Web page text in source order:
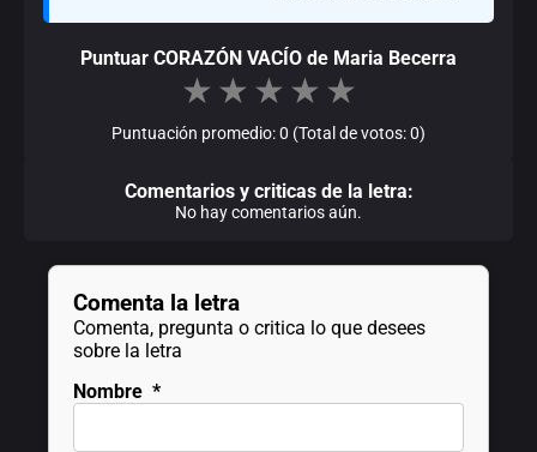
Puntuar CORAZÓN VACÍO de Maria Becerra
★ ★ ★ ★ ★
Puntuación promedio: 0 (Total de votos: 0)
Comentarios y criticas de la letra:
No hay comentarios aún.
Comenta la letra
Comenta, pregunta o critica lo que desees
sobre la letra
Nombre *